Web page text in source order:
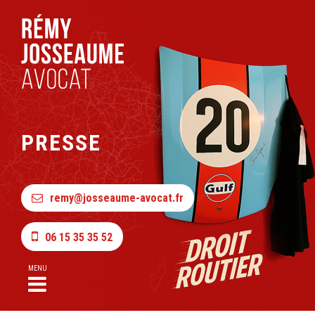
PRESSE
remy@josseaume-avocat.fr
06 15 35 35 52
MENU